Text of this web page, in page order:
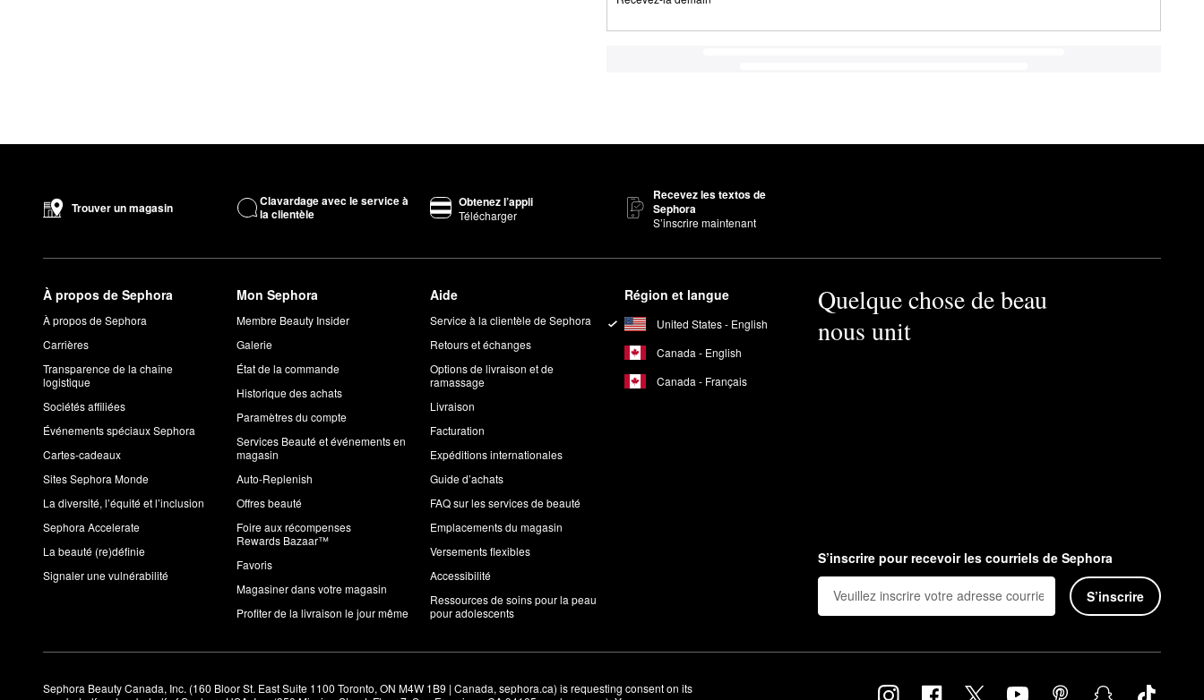
Trouver un magasin
Clavardage avec le service à
la clientèle
Obtenez l’appli
Télécharger
Recevez les textos de
Sephora
S’inscrire maintenant
À propos de Sephora
À propos de Sephora
Carrières
Transparence de la chaîne
logistique
Sociétés affiliées
Événements spéciaux Sephora
Cartes-cadeaux
Sites Sephora Monde
La diversité, l’équité et l’inclusion
Sephora Accelerate
La beauté (re)définie
Signaler une vulnérabilité
Mon Sephora
Membre Beauty Insider
Galerie
État de la commande
Historique des achats
Paramètres du compte
Services Beauté et événements en
magasin
Auto-Replenish
Offres beauté
Foire aux récompenses
Rewards Bazaar™
Favoris
Magasiner dans votre magasin
Profiter de la livraison le jour même
Aide
Service à la clientèle de Sephora
Retours et échanges
Options de livraison et de
ramassage
Livraison
Facturation
Expéditions internationales
Guide d’achats
FAQ sur les services de beauté
Emplacements du magasin
Versements flexibles
Accessibilité
Ressources de soins pour la peau
pour adolescents
Région et langue
United States - English
Canada - English
Canada - Français
Quelque chose de beau
nous unit
S’inscrire pour recevoir les courriels de Sephora
S’inscrire
Sephora Beauty Canada, Inc. (160 Bloor St. East Suite 1100 Toronto, ON M4W 1B9 | Canada, sephora.ca) is requesting consent on its